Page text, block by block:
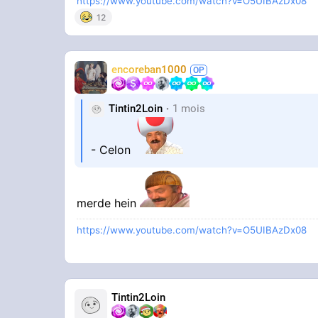
12
encoreban1000
Tintin2Loin 1 mois
- Celon
merde hein
https://www.youtube.com/watch?v=O5UIBAzDx08
Tintin2Loin